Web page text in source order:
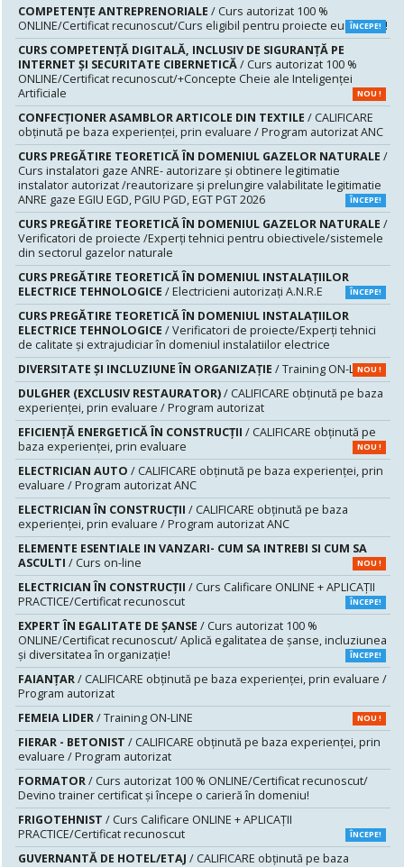
COMPETENȚE ANTREPRENORIALE / Curs autorizat 100 %
ONLINE/Certificat recunoscut/Curs eligibil pentru proiecte europene!
ÎNCEPE!
CURS COMPETENŢĂ DIGITALĂ, INCLUSIV DE SIGURANŢĂ PE
INTERNET ŞI SECURITATE CIBERNETICĂ/ Curs autorizat 100 %
ONLINE/Certificat recunoscut/+Concepte Cheie ale Inteligenței
Artificiale
NOU !
CONFECȚIONER ASAMBLOR ARTICOLE DIN TEXTILE / CALIFICARE
obținută pe baza experienței, prin evaluare / Program autorizat ANC
CURS PREGĂTIRE TEORETICĂ ÎN DOMENIUL GAZELOR NATURALE /
Curs instalatori gaze ANRE- autorizare și obtinere legitimatie
instalator autorizat /reautorizare și prelungire valabilitate legitimatie
ANRE gaze EGIU EGD, PGIU PGD, EGT PGT 2026
ÎNCEPE!
CURS PREGĂTIRE TEORETICĂ ÎN DOMENIUL GAZELOR NATURALE /
Verificatori de proiecte /Experţi tehnici pentru obiectivele/sistemele
din sectorul gazelor naturale
CURS PREGĂTIRE TEORETICĂ ÎN DOMENIUL INSTALAŢIILOR
ELECTRICE TEHNOLOGICE / Electricieni autorizaţi A.N.R.E ÎNCEPE!
CURS PREGĂTIRE TEORETICĂ ÎN DOMENIUL INSTALAŢIILOR
ELECTRICE TEHNOLOGICE / Verificatori de proiecte/Experţi tehnici
de calitate şi extrajudiciar în domeniul instalatiilor electrice
DIVERSITATE ȘI INCLUZIUNE ÎN ORGANIZAȚIE / Training ON-LINE
NOU !
DULGHER (EXCLUSIV RESTAURATOR)/ CALIFICARE obținută pe baza
experienței, prin evaluare / Program autorizat
EFICIENȚĂ ENERGETICĂ ÎN CONSTRUCȚII / CALIFICARE obținută pe
baza experienței, prin evaluare
NOU !
ELECTRICIAN AUTO / CALIFICARE obținută pe baza experienței, prin
evaluare / Program autorizat ANC
ELECTRICIAN ÎN CONSTRUCȚII / CALIFICARE obținută pe baza
experienței, prin evaluare / Program autorizat ANC
ELEMENTE ESENTIALE IN VANZARI- CUM SA INTREBI SI CUM SA
ASCULTI / Curs on-line NOU !
ELECTRICIAN ÎN CONSTRUCȚII / Curs Calificare ONLINE + APLICAȚII
PRACTICE/Certificat recunoscut
ÎNCEPE!
EXPERT ÎN EGALITATE DE ȘANSE / Curs autorizat 100 %
ONLINE/Certificat recunoscut/ Aplică egalitatea de șanse, incluziunea
și diversitatea în organizație!
ÎNCEPE!
FAIANŢAR/ CALIFICARE obținută pe baza experienței, prin evaluare /
Program autorizat
FEMEIA LIDER/ Training ON-LINE NOU !
FIERAR - BETONIST / CALIFICARE obținută pe baza experienței, prin
evaluare / Program autorizat
FORMATOR/ Curs autorizat 100 % ONLINE/Certificat recunoscut/
Devino trainer certificat și începe o carieră în domeniu!
FRIGOTEHNIST / Curs Calificare ONLINE + APLICAȚII
PRACTICE/Certificat recunoscut
ÎNCEPE!
GUVERNANTĂ DE HOTEL/ETAJ / CALIFICARE obținută pe baza